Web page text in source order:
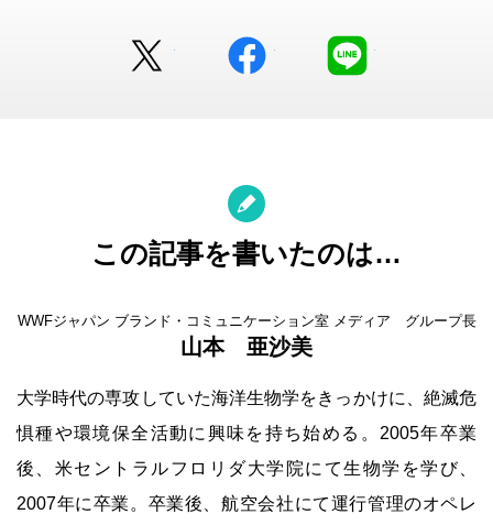
facebook
この記事を書いたのは…
WWFジャパン ブランド・コミュニケーション室 メディア グループ長
山本 亜沙美
大学時代の専攻していた海洋生物学をきっかけに、絶滅危
惧種や環境保全活動に興味を持ち始める。2005年卒業
後、米セントラルフロリダ大学院にて生物学を学び、
2007年に卒業。卒業後、航空会社にて運行管理のオペレ